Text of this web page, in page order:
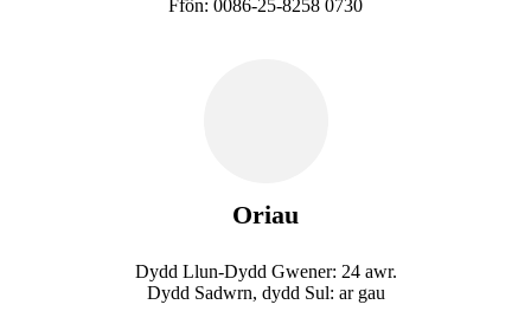
Ffôn: 0086-25-8258 0730
Oriau
Dydd Llun-Dydd Gwener: 24 awr.
Dydd Sadwrn, dydd Sul: ar gau